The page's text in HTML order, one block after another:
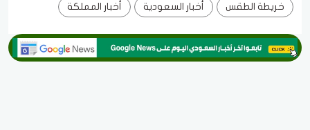
خريطة الطقس أخبار السعودية أخبار المملكة